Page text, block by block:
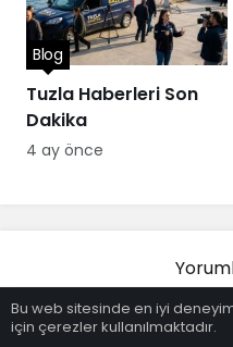
Tuzla Haberleri Son
Dakika
Blog
4 ay önce
Bu web sitesinde en iyi
için çerezler kullanılmaktadır.
Anasayfa